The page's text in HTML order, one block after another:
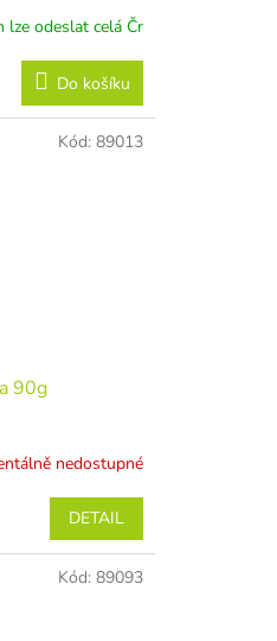
lze odeslat celá Čr
Do košíku
90g
nedostupné
DETAIL
Kód: 89013
Kód: 89093